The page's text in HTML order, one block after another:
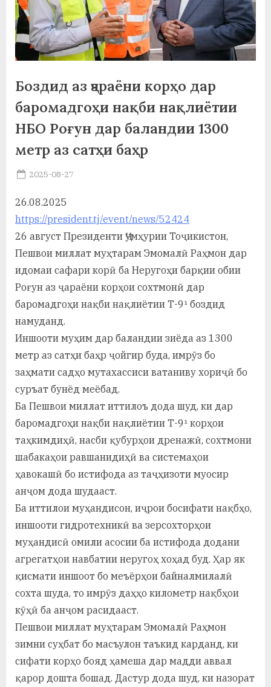
а
н
о
и
Н
и
Х
с
а
в
Боздид аз ҷараёни корҳо дар
баромадгоҳи нақби нақлиётии
НБО Роғун дар баландии 1300
метр аз сатҳи баҳр
Posted
2025-08-27
26.08.2025
https://president.tj/event/news/52424
26 август Президенти Ҷумҳурии Тоҷикистон,
Пешвои миллат муҳтарам Эмомалӣ Раҳмон дар
идомаи сафари корӣ ба Неругоҳи барқии обии
Роғун аз ҷараёни корҳои сохтмонӣ дар
баромадгоҳи нақби нақлиётии Т-9¹ боздид
намуданд.
Иншооти муҳим дар баландии зиёда аз 1300
метр аз сатҳи баҳр ҷойгир буда, имрӯз бо
заҳмати садҳо мутахассиси ватаниву хориҷӣ бо
суръат бунёд меёбад.
Ба Пешвои миллат иттилоъ дода шуд, ки дар
баромадгоҳи нақби нақлиётии Т-9¹ корҳои
таҳкимдиҳӣ, насби қубурҳои дренажӣ, сохтмони
шабакаҳои равшанидиҳӣ ва системаҳои
ҳавокашӣ бо истифода аз таҷҳизоти муосир
анҷом дода шудааст.
Ба иттилои муҳандисон, иҷрои босифати нақбҳо,
иншооти гидротехникӣ ва зерсохторҳои
муҳандисӣ омили асосии ба истифода додани
агрегатҳои навбатии неругоҳ хоҳад буд. Ҳар як
қисмати иншоот бо меъёрҳои байналмилалӣ
сохта шуда, то имрӯз даҳҳо километр нақбҳои
кӯҳӣ ба анҷом расидааст.
Пешвои миллат муҳтарам Эмомалӣ Раҳмон
зимни суҳбат бо масъулон таъкид карданд, ки
сифати корҳо бояд ҳамеша дар мадди аввал
қарор дошта бошад. Дастур дода шуд, ки назорат